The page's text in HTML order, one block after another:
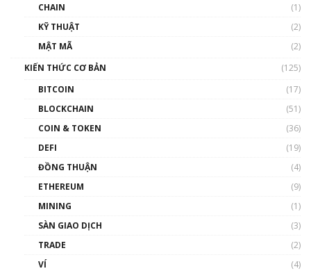
00:43:47
như thể nào?
00:39:31
Phổ cập Blockchain
thống & Crypto qua các cuộc chiến | Phổ cập
CHAIN
(1)
KỸ THUẬT
(2)
MẬT MÃ
(2)
KIẾN THỨC CƠ BẢN
(125)
BITCOIN
(17)
BLOCKCHAIN
(51)
COIN & TOKEN
(36)
DEFI
(19)
ĐỒNG THUẬN
(4)
ETHEREUM
(9)
MINING
(1)
SÀN GIAO DỊCH
(3)
TRADE
(2)
VÍ
(4)